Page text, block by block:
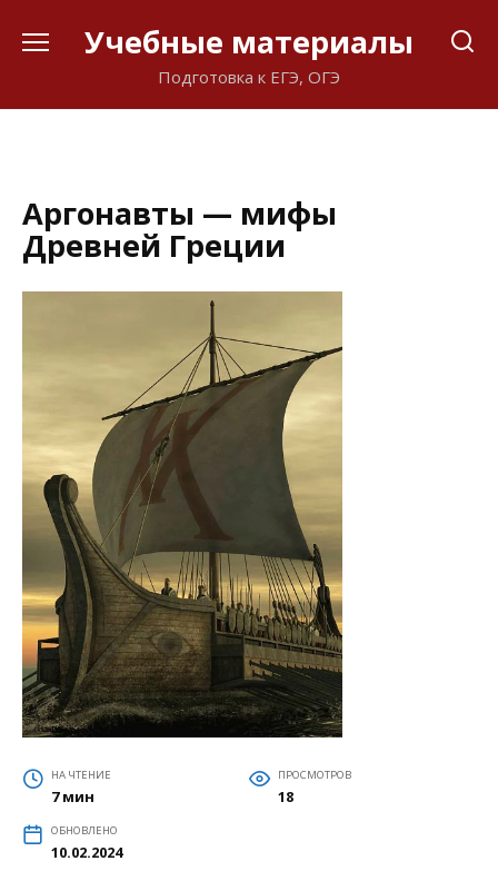
Учебные материалы
Подготовка к ЕГЭ, ОГЭ
Аргонавты — мифы
Древней Греции
НА ЧТЕНИЕ
7 мин
ПРОСМОТРОВ
18
ОБНОВЛЕНО
10.02.2024